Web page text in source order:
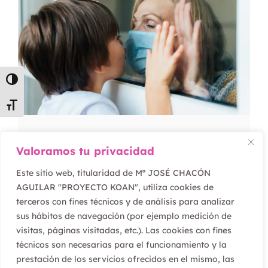
Valoramos tu privacidad
Este sitio web, titularidad de Mª JOSÉ CHACÓN
AGUILAR "PROYECTO KOAN", utiliza cookies de
terceros con fines técnicos y de análisis para analizar
sus hábitos de navegación (por ejemplo medición de
visitas, páginas visitadas, etc.). Las cookies con fines
técnicos son necesarias para el funcionamiento y la
prestación de los servicios ofrecidos en el mismo, las
Alternar alto contraste
Alternar tamaño de letra
The importance of Social
and Emotional skills
Leer artículo